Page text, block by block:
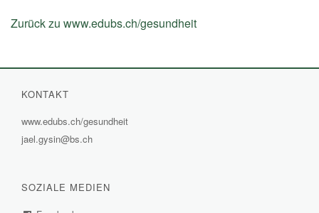
Zurück zu www.edubs.ch/gesundheit
KONTAKT
www.edubs.ch/gesundheit
jael.gysin@bs.ch
SOZIALE MEDIEN